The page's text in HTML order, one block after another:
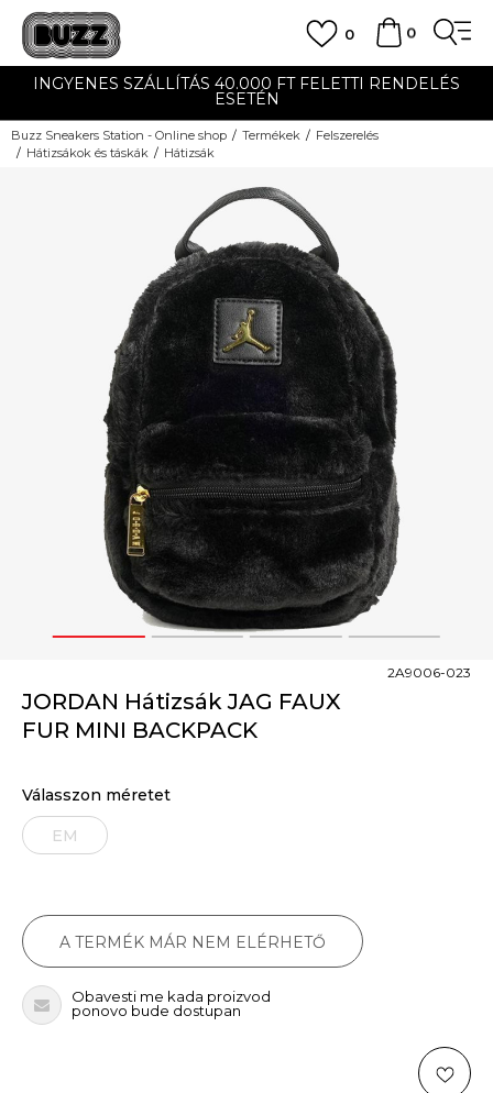
0
0
INGYENES SZÁLLÍTÁS 40.000 FT FELETTI RENDELÉS
ESETÉN
Buzz Sneakers Station - Online shop Termékek
Felszerelés
Hátizsákok és táskák
Hátizsák
1 2 3 4
JORDAN Hátizsák JAG FAUX
FUR MINI BACKPACK
2A9006-023
Válasszon méretet
EM
A TERMÉK MÁR NEM ELÉRHETŐ
Obavesti me kada proizvod
ponovo bude dostupan